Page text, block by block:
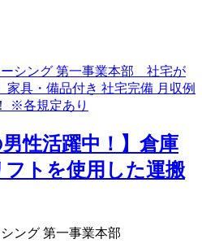
男性活躍中！】倉庫
トを使用した運搬
ング 第一事業本部